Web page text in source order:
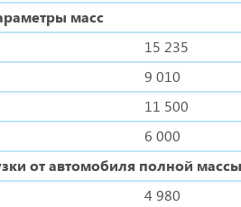
масс
15 235
9 010
11 500
6 000
от автомобиля полной массы
4 980